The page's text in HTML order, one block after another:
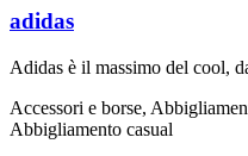
adidas
Adidas è il massimo del cool,
Accessori e borse,
Abbigliamento casual